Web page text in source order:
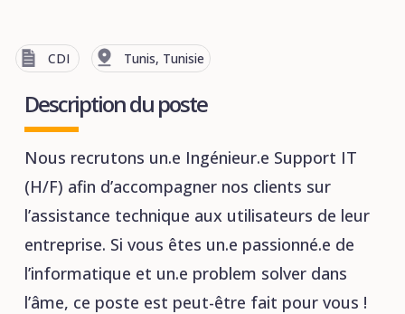
CDI Tunis, Tunisie
Description du poste
Nous recrutons un.e Ingénieur.e Support IT
(H/F) afin d’accompagner nos clients sur
l’assistance technique aux utilisateurs de leur
entreprise. Si vous êtes un.e passionné.e de
l’informatique et un.e problem solver dans
l’âme, ce poste est peut-être fait pour vous !